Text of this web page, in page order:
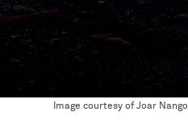
Image courtesy of Joar Nango